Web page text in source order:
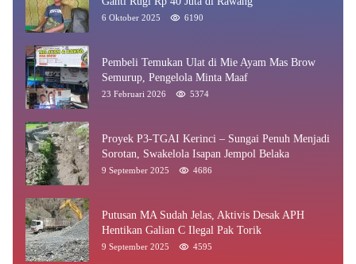
6 Oktober 2025 6190
Pembeli Temukan Ulat di Mie Ayam Mas Brow
Semurup, Pengelola Minta Maaf
23 Februari 2026 5374
Proyek P3-TGAI Kerinci – Sungai Penuh Menjadi
Sorotan, Swakelola Isapan Jempol Belaka
9 September 2025 4686
Putusan MA Sudah Jelas, Aktivis Desak APH
Hentikan Galian C Ilegal Pak Torik
9 September 2025 4595